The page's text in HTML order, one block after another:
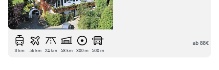
3 km 56 km 24 km 58 km 300 m 500 m
ab 88€